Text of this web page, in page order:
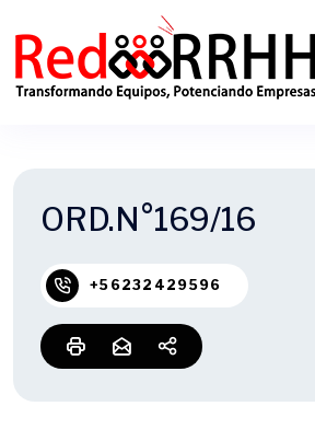
ORD.N°169/16
+56232429596